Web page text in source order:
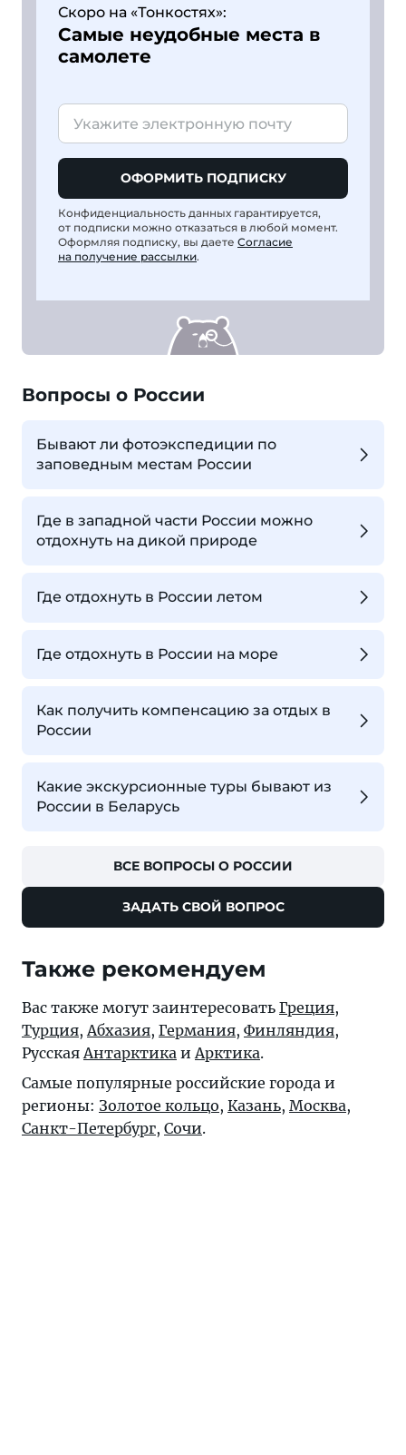
Скоро на «Тонкостях»:
Самые неудобные места в
самолете
ОФОРМИТЬ ПОДПИСКУ
Конфиденциальность данных гарантируется,
от подписки можно отказаться в любой момент.
Оформляя подписку, вы даете Согласие
на получение рассылки.
Вопросы о России
Бывают ли фотоэкспедиции по
заповедным местам России
Где в западной части России можно
отдохнуть на дикой природе
Где отдохнуть в России летом
Где отдохнуть в России на море
Как получить компенсацию за отдых в
России
Какие экскурсионные туры бывают из
России в Беларусь
ВСЕ ВОПРОСЫ О РОССИИ
ЗАДАТЬ СВОЙ ВОПРОС
Также рекомендуем
Вас также могут заинтересовать Греция,
Турция, Абхазия, Германия, Финляндия,
Русская Антарктика и Арктика.
Самые популярные российские города и
регионы: Золотое кольцо, Казань, Москва,
Санкт-Петербург, Сочи.